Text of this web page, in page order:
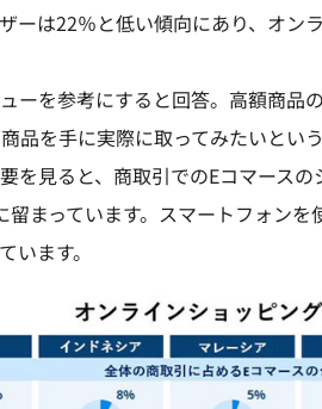
ーは22％と低い傾向にあり、オン
ーを参考にすると回答。高額商品
品を手に実際に取ってみたいとい
を見ると、商取引でのEコマース
まっています。スマートフォン
います。